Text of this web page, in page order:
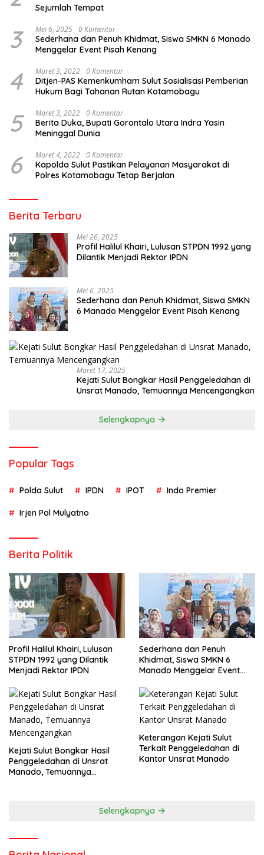
Sejumlah Tempat
3 Mei 6, 2025 0 Komentar
Sederhana dan Penuh Khidmat, Siswa SMKN 6 Manado
Menggelar Event Pisah Kenang
4 Maret 3, 2022 0 Komentar
Ditjen-PAS Kemenkumham Sulut Sosialisasi Pemberian
Hukum Bagi Tahanan Rutan Kotamobagu
5 Maret 3, 2022 0 Komentar
Berita Duka, Bupati Gorontalo Utara Indra Yasin
Meninggal Dunia
6 Maret 4, 2022 0 Komentar
Kapolda Sulut Pastikan Pelayanan Masyarakat di
Polres Kotamobagu Tetap Berjalan
Berita Terbaru
Mei 26, 2025
Profil Halilul Khairi, Lulusan STPDN 1992 yang
Dilantik Menjadi Rektor IPDN
Mei 6, 2025
Sederhana dan Penuh Khidmat, Siswa SMKN
6 Manado Menggelar Event Pisah Kenang
Maret 17, 2025
Kejati Sulut Bongkar Hasil Penggeledahan di
Unsrat Manado, Temuannya Mencengangkan
Selengkapnya
Popular Tags
Polda Sulut IPDN IPOT Indo Premier
Irjen Pol Mulyatno
Berita Politik
Profil Halilul Khairi, Lulusan
STPDN 1992 yang Dilantik
Menjadi Rektor IPDN
Sederhana dan Penuh
Khidmat, Siswa SMKN 6
Manado Menggelar Event
Kejati Sulut Bongkar Hasil
Penggeledahan di Unsrat
Manado, Temuannya
Keterangan Kejati Sulut
Terkait Penggeledahan di
Kantor Unsrat Manado
Selengkapnya